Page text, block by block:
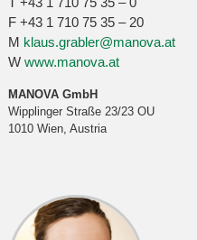
F +43 1 710 75 35 – 20
M klaus.grabler@manova.at
W www.manova.at
MANOVA GmbH
Wipplinger Straße 23/23 OU
1010 Wien, Austria